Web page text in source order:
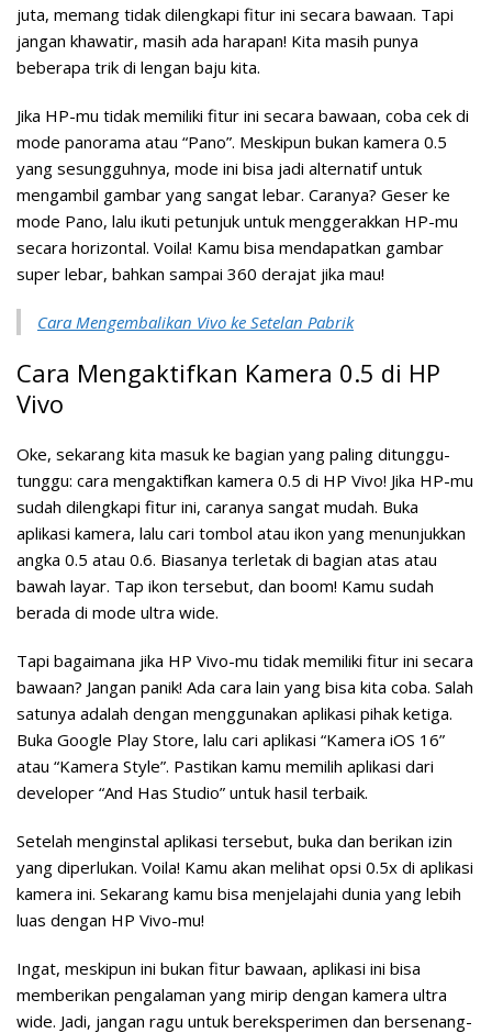
juta, memang tidak dilengkapi fitur ini secara bawaan. Tapi
jangan khawatir, masih ada harapan! Kita masih punya
beberapa trik di lengan baju kita.
Jika HP-mu tidak memiliki fitur ini secara bawaan, coba cek di
mode panorama atau “Pano”. Meskipun bukan kamera 0.5
yang sesungguhnya, mode ini bisa jadi alternatif untuk
mengambil gambar yang sangat lebar. Caranya? Geser ke
mode Pano, lalu ikuti petunjuk untuk menggerakkan HP-mu
secara horizontal. Voila! Kamu bisa mendapatkan gambar
super lebar, bahkan sampai 360 derajat jika mau!
Cara Mengembalikan Vivo ke Setelan Pabrik
Cara Mengaktifkan Kamera 0.5 di HP
Vivo
Oke, sekarang kita masuk ke bagian yang paling ditunggu-
tunggu: cara mengaktifkan kamera 0.5 di HP Vivo! Jika HP-mu
sudah dilengkapi fitur ini, caranya sangat mudah. Buka
aplikasi kamera, lalu cari tombol atau ikon yang menunjukkan
angka 0.5 atau 0.6. Biasanya terletak di bagian atas atau
bawah layar. Tap ikon tersebut, dan boom! Kamu sudah
berada di mode ultra wide.
Tapi bagaimana jika HP Vivo-mu tidak memiliki fitur ini secara
bawaan? Jangan panik! Ada cara lain yang bisa kita coba. Salah
satunya adalah dengan menggunakan aplikasi pihak ketiga.
Buka Google Play Store, lalu cari aplikasi “Kamera iOS 16”
atau “Kamera Style”. Pastikan kamu memilih aplikasi dari
developer “And Has Studio” untuk hasil terbaik.
Setelah menginstal aplikasi tersebut, buka dan berikan izin
yang diperlukan. Voila! Kamu akan melihat opsi 0.5x di aplikasi
kamera ini. Sekarang kamu bisa menjelajahi dunia yang lebih
luas dengan HP Vivo-mu!
Ingat, meskipun ini bukan fitur bawaan, aplikasi ini bisa
memberikan pengalaman yang mirip dengan kamera ultra
wide. Jadi, jangan ragu untuk bereksperimen dan bersenang-